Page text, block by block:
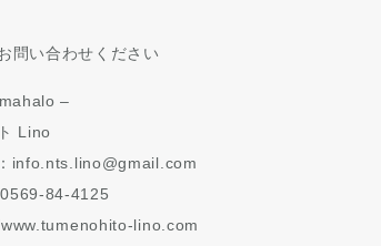
問い合わせください
–
Lino
info.nts.lino@gmail.com
84-4125
lino.com